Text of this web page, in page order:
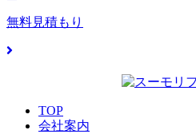
無料見積もり
TOP
会社案内